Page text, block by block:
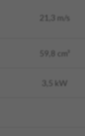
21,3 m/s
59,8 cm³
3,5 kW